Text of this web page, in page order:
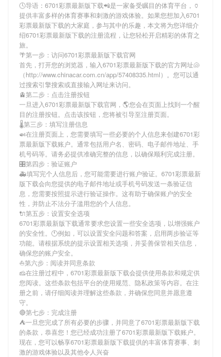
🕓导语： 6701彩票最新版下载📲是一家备受瞩目的体育平台，🏺
提供丰富多样的体育赛事和刺激的游戏体验。如果您想加入6701
彩票最新版下载的大家庭，参与其中的乐趣，本文将为您详细介
绍6701彩票最新版下载的注册流程，让您轻松开启精彩的体育之
旅。
🌴第一步：访问6701彩票最新版下载官网
首先，打开您的浏览器，输入6701彩票最新版下载的官方网址🐚
（http://www.chinacar.com.cn/app/57408335.html）。您可以通
过搜索引擎搜索或直接输入网址来访问。
🚊第二步：点击注册按钮
一旦进入6701彩票最新版下载官网，🌎您会在页面上找到一个醒
目的注册按钮。点击该按钮，您将被引导至注册页面。
🌡第三步：填写注册信息
🍛在注册页面上，您需要填写一些必要的个人信息来创建6701彩
票最新版下载账户。通常包括用户名、密码、电子邮件地址、手
机号码等。请务必提供准确完整的信息，以确保顺利完成注册。
🎛第四步：验证账户
🚑填写完个人信息后，您可能需要进行账户验证。 6701彩票最新
版下载会向您提供的电子邮件地址或手机号码发送一条验证信
息，您需要按照提示进行验证操作。这有助于确保账户的安全
性，并防止不法分子滥用您的个人信息。
🔌第五步：设置安全选项
6701彩票最新版下载通常要求您设置一些安全选项，以增强账户
的安全性。🕚例如，可以设置安全问题和答案，启用两步验证等
功能。请根据系统的提示设置相关选项，并妥善保管相关信息，
确保您的账户安全。
⛵️第六步：阅读并同意条款
🧀在注册过程中， 6701彩票最新版下载会提供使用条款和规定供
您阅读。这些条款包括平台的使用规范、隐私政策等内容。在注
册之前，请仔细阅读并理解这些条款，并确保您同意并愿意遵
守。
🔴第七步：完成注册
⛺一旦您完成了所有必要的步骤，并同意了6701彩票最新版下载
的条款，恭喜您！您已经成功注册了6701彩票最新版下载账户。
现在，您可以畅享6701彩票最新版下载提供的丰富体育赛事、刺
激的游戏体验以及其他令人兴奋